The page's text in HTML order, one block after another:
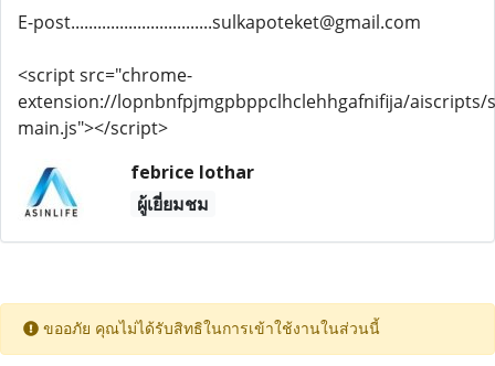
E-post................................sulkapoteket@gmail.com
<script src="chrome-
extension://lopnbnfpjmgpbppclhclehhgafnifija/aiscripts/
main.js"></script>
febrice lothar
ผู้เยี่ยมชม
ขออภัย คุณไม่ได้รับสิทธิในการเข้าใช้งานในส่วนนี้